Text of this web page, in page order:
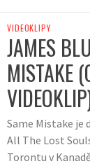
VIDEOKLIPY
JAMES
MISTAKE
Same Mistake je
All The Lost
Torontu v